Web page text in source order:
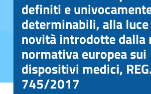
definiti e
determinabili, alla
novità introdotte dalla
normativa europea sui
dispositivi medici,
745/2017